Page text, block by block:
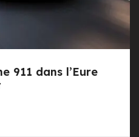
911 dans l’Eure